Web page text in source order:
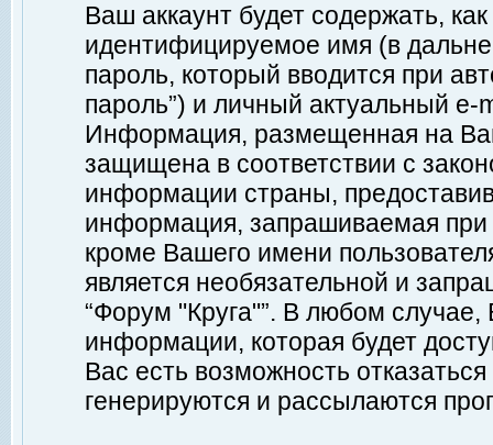
Ваш аккаунт будет содержать,
идентифицируемое имя (в
пароль, который вводится при
пароль”) и личный актуальный
Информация, размещенная на
защищена в соответствии с
информации страны,
информация, запрашиваемая при
кроме Вашего имени
является необязательной и
“Форум "Круга"”. В любом
информации, которая будет
Вас есть возможность
генерируются и рассылаются